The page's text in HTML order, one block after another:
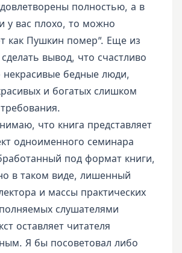
полностью, а в
у вас плохо, то можно
как Пушкин помер”. Еще из
вывод, что счастливо
некрасивые бедные люди,
и богатых слишком
что книга представляет
одноименного семинара
под формат книги,
в таком виде, лишенный
и массы практических
слушателями
оставляет читателя
Я бы посоветовал либо